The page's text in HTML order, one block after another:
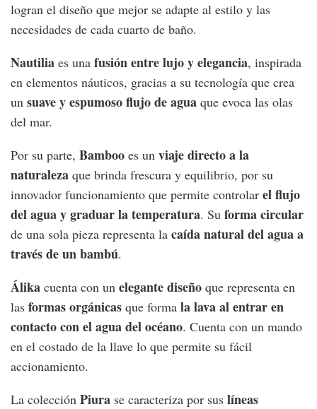
logran el diseño que mejor se adapte al estilo y las
necesidades de cada cuarto de baño.
Nautilia es una fusión entre lujo y elegancia, inspirada
en elementos náuticos, gracias a su tecnología que crea
un suave y espumoso flujo de agua que evoca las olas
del mar.
Por su parte, Bamboo es un viaje directo a la
naturaleza que brinda frescura y equilibrio, por su
innovador funcionamiento que permite controlar el flujo
del agua y graduar la temperatura. Su forma circular
de una sola pieza representa la caída natural del agua a
través de un bambú.
Álika cuenta con un elegante diseño que representa en
las formas orgánicas que forma la lava al entrar en
contacto con el agua del océano. Cuenta con un mando
en el costado de la llave lo que permite su fácil
accionamiento.
La colección Piura se caracteriza por sus líneas